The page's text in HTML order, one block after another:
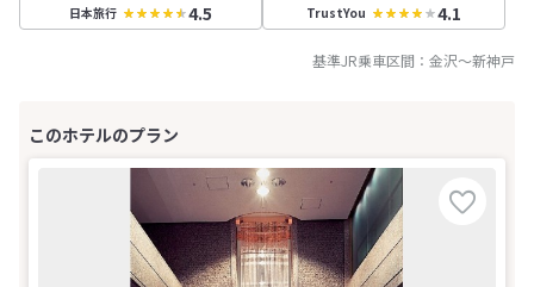
日本旅行 4.5 TrustYou 4.1
基準JR乗車区間： 金沢～新神戸